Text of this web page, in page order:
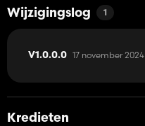
Wijzigingslog 1
V1.0.0.0 17 november 2024
Kredieten